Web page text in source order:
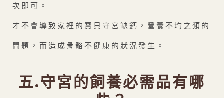
次即可。
才不會導致家裡的寶貝守宮缺鈣，營養不均之類的
問題，而造成骨骼不健康的狀況發生。
五.守宮的飼養必需品有哪